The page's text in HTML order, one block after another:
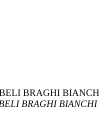
BRAGHI
BRAGHI BIANCHI